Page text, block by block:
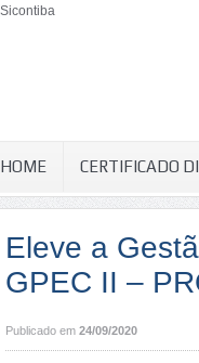
HOME CERTIFICADO
Eleve a
GPEC II –
Publicado em 24/09/2020